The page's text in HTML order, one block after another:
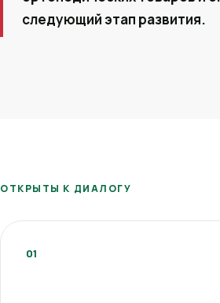
следующий этап развития.
ОТКРЫТЫ К ДИАЛОГУ
01